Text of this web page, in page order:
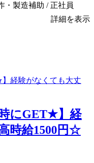
・製造補助 / 正社員
詳細を表示
にGET★】経
時給1500円☆